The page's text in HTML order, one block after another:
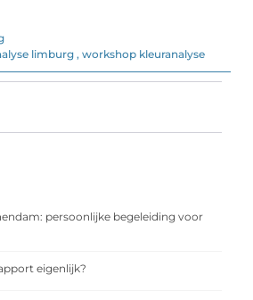
limburg , workshop kleuranalyse
persoonlijke begeleiding voor
eigenlijk?